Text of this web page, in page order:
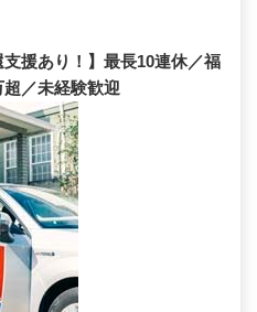
支援あり！】最長10連休／福
／未経験歓迎